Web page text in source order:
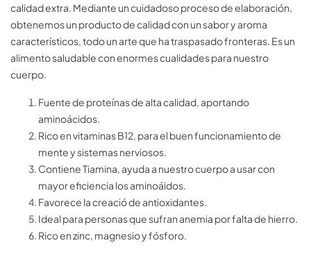
calidad extra. Mediante un cuidadoso proceso de elaboración,
obtenemos un producto de calidad con un sabor y aroma
característicos, todo un arte que ha traspasado fronteras. Es un
alimento saludable con enormes cualidades para nuestro
cuerpo.
Fuente de proteínas de alta calidad, aportando
aminoácidos.
Rico en vitaminas B12, para el buen funcionamiento de
mente y sistemas nerviosos.
Contiene Tiamina, ayuda a nuestro cuerpo a usar con
mayor eficiencia los aminoáidos.
Favorece la creació de antioxidantes.
Ideal para personas que sufran anemia por falta de hierro.
Rico en zinc, magnesio y fósforo.